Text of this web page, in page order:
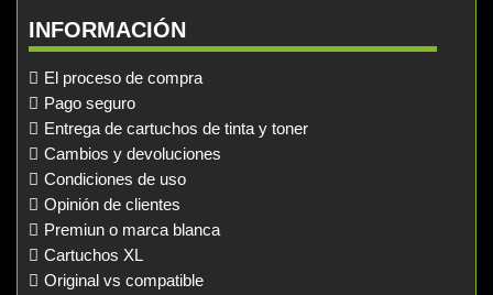
INFORMACIÓN
El proceso de compra
Pago seguro
Entrega de cartuchos de tinta y toner
Cambios y devoluciones
Condiciones de uso
Opinión de clientes
Premiun o marca blanca
Cartuchos XL
Original vs compatible